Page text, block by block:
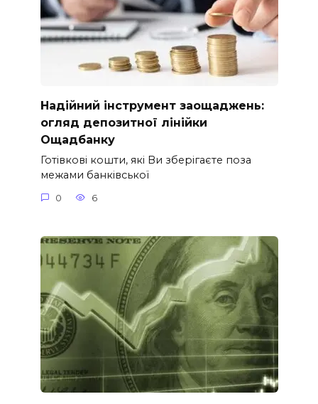
Надійний інструмент заощаджень:
огляд депозитної лінійки
Ощадбанку
Готівкові кошти, які Ви зберігаєте поза
межами банківської
0 6